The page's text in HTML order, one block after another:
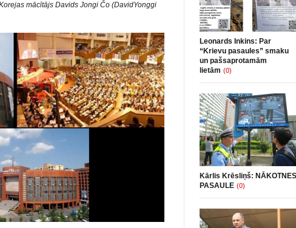
mācītājs Davids Jongi Čo (DavidYonggi
Leonards Inkins: Par
“Krievu pasaules” smaku
un pašsaprotamām
lietām (0)
Kārlis Krēsliņš: NĀKOTNES
PASAULE (0)